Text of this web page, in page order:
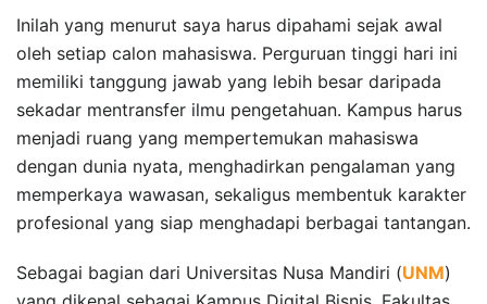
Inilah yang menurut saya harus dipahami sejak awal
oleh setiap calon mahasiswa. Perguruan tinggi hari ini
memiliki tanggung jawab yang lebih besar daripada
sekadar mentransfer ilmu pengetahuan. Kampus harus
menjadi ruang yang mempertemukan mahasiswa
dengan dunia nyata, menghadirkan pengalaman yang
memperkaya wawasan, sekaligus membentuk karakter
profesional yang siap menghadapi berbagai tantangan.
Sebagai bagian dari Universitas Nusa Mandiri (UNM)